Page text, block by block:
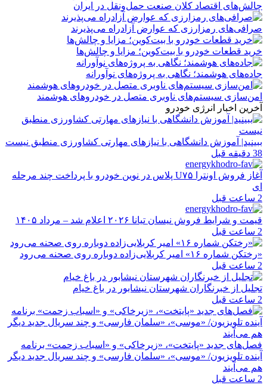
چالش‌های اقتصاد کلان صنعت حمل‌ونقل در ایران
صرافی‌های رمزارزی که عوارض آزادراه می‌پذیرند
خرید قطعات خودرو با بیت‌کوین؛ مزایا و چالش‌ها
جاده‌های هوشمند؛ نگاهی به پروژه‌های نوآورانه
امن‌سازی سیستم‌های ناوبری متصل در خودروهای هوشمند
آخرین اخبار انرژی خودرو
ببینید| آموزش دانشگاهی با نیازهای مهارتی کشاورزی منطبق نیست
38 دقیقه قبل
آغاز فروش اونترا U۷۵ پلاس در نوین خودرو با پرداخت چند مرحله
ای
2 ساعت قبل
قیمت و شرایط فروش نیسان تیانا ۲۰۲۶ اعلام شد – مرداد ۱۴۰۵
2 ساعت قبل
«رختکن شماره ۱۶» امیر کربلایی‌زاده دوباره روی صحنه می‌رود
2 ساعت قبل
تجلیل از خبرنگاران شهرستان نیشابور در باغ خیام
2 ساعت قبل
فصل‌های جدید «پایتخت»، «زیرخاکی» و «اسباب زحمت» برنامه
آینده تلویزیون/ «موسی»، «سلمان فارسی» و چند سریال جدید دیگر
هم می‌آیند
2 ساعت قبل